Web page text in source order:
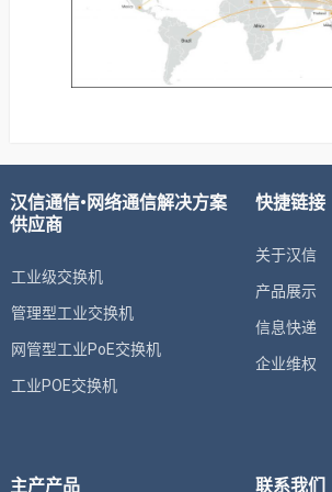
汉信通信•网络通信解决方案
供应商
工业级交换机
管理型工业交换机
网管型工业PoE交换机
工业POE交换机
快捷链接
关于汉信
产品展示
信息快递
企业维权
主产产品 联系我们